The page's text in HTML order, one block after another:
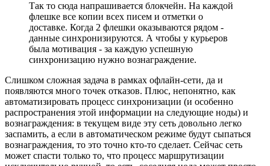
Так то сюда напрашивается блокчейн. На каждой
флешке все копии всех писем и отметки о
доставке. Когда 2 флешки оказываются рядом -
данные синхронизируются. А чтобы у курьеров
была мотивация - за каждую успешную
синхронизацию нужно вознаграждение.
Слишком сложная задача в рамках офлайн-сети, да и
появляются много точек отказов. Плюс, непонятно, как
автоматизировать процесс синхронизации (и особенно
распространения этой информации на следующие ноды) и
вознаграждения: в текущем виде эту сеть довольно легко
заспамить, а если в автоматическом режиме будут сыпаться
вознаграждения, то это точно кто-то сделает. Сейчас сеть
может спасти только то, что процесс маршрутизации